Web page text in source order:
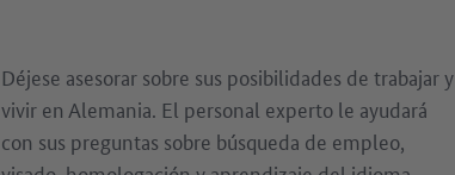
Déjese asesorar sobre sus posibilidades de trabajar y
vivir en Alemania. El personal experto le ayudará
con sus preguntas sobre búsqueda de empleo,